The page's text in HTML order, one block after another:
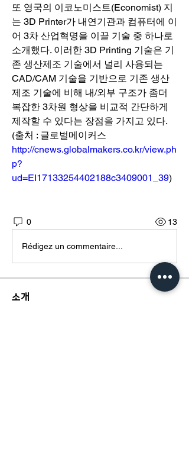
또 영국의 이코노미스트(Economist) 지
는 3D Printer가 내연기관과 컴퓨터에 이
어 3차 산업혁명을 이끌 기술 중 하나로
소개했다. 이러한 3D Printing 기술은 기
존 생산제조 기술에서 널리 사용되는
CAD/CAM 기술을 기반으로 기존 생산
제조 기술에 비해 내/외부 구조가 좀더
복잡한 3차원 형상을 비교적 간단하게
제작할 수 있다는 장점을 가지고 있다.
http://cnews.globalmakers.co.kr/view.ph
p?
ud=EI17133254402188c3409001_39)
0 13
Rédigez un commentaire...
소개